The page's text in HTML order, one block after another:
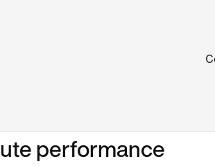
performance